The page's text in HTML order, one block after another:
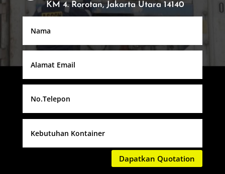
KM 4. Rorotan, Jakarta Utara 14140
Dapatkan Quotation